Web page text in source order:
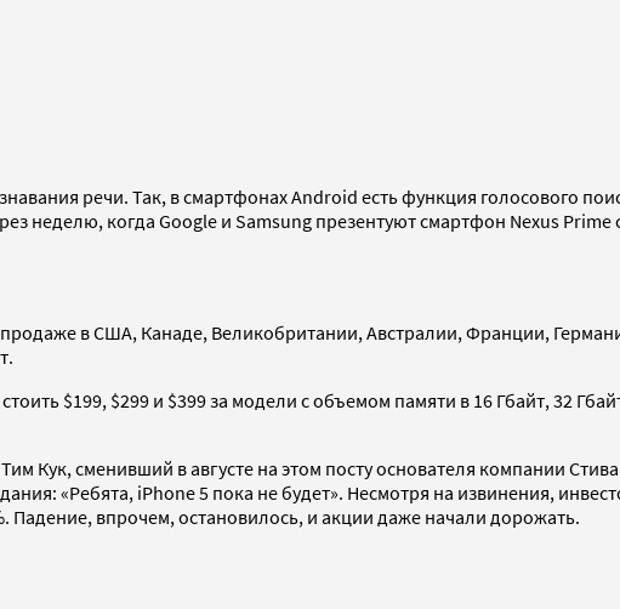
речи. Так, в cмартфонах Android есть функция голосового
неделю, когда Google и Samsung презентуют смартфон Nexus
продаже в США, Канаде, Великобритании, Австралии, Франции,
$199, $299 и $399 за модели с объемом памяти в 16 Гбайт, 32
Кук, сменивший в августе на этом посту основателя компании
«Ребята, iPhone 5 пока не будет». Несмотря на извинения,
Падение, впрочем, остановилось, и акции даже начали дорожать.